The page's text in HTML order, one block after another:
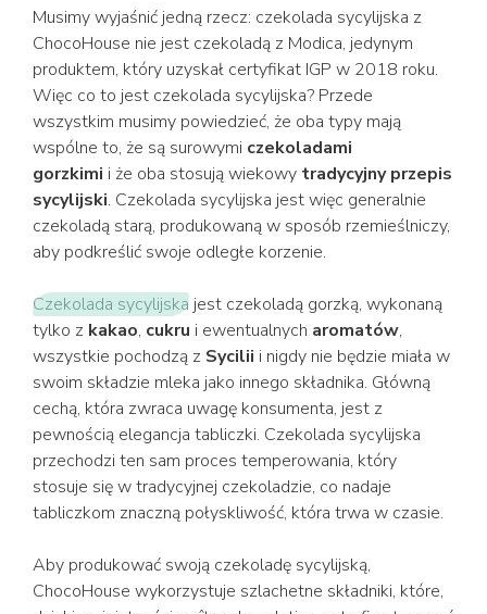
Musimy wyjaśnić jedną rzecz: czekolada sycylijska z
ChocoHouse nie jest czekoladą z Modica, jedynym
produktem, który uzyskał certyfikat IGP w 2018 roku.
Więc co to jest czekolada sycylijska? Przede
wszystkim musimy powiedzieć, że oba typy mają
wspólne to, że są surowymi czekoladami
gorzkimi i że oba stosują wiekowy tradycyjny przepis
sycylijski. Czekolada sycylijska jest więc generalnie
czekoladą starą, produkowaną w sposób rzemieślniczy,
aby podkreślić swoje odległe korzenie.
Czekolada sycylijska jest czekoladą gorzką, wykonaną
tylko z kakao, cukru i ewentualnych aromatów,
wszystkie pochodzą z Sycilii i nigdy nie będzie miała w
swoim składzie mleka jako innego składnika. Główną
cechą, która zwraca uwagę konsumenta, jest z
pewnością elegancja tabliczki. Czekolada sycylijska
przechodzi ten sam proces temperowania, który
stosuje się w tradycyjnej czekoladzie, co nadaje
tabliczkom znaczną połyskliwość, która trwa w czasie.
Aby produkować swoją czekoladę sycylijską,
ChocoHouse wykorzystuje szlachetne składniki, które,